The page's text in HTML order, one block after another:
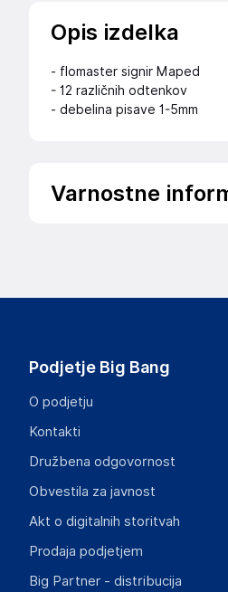
Opis izdelka
- flomaster signir Maped
- 12 različnih odtenkov
- debelina pisave 1-5mm
Varnostne
contact@maped.fr
Gospodarski subjekt s
530 route de Pringy, 74370
FR
Podjetje Big Bang
O podjetju
Kontakti
Družbena odgovornost
Obvestila za javnost
Akt o digitalnih storitvah
Prodaja podjetjem
Big Partner - distribucija